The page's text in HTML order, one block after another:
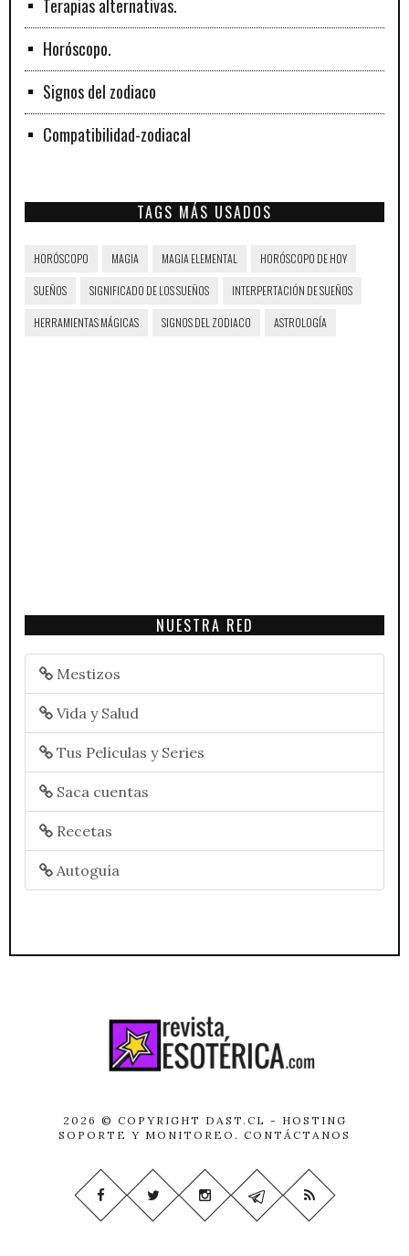
Terapias alternativas.
Horóscopo.
Signos del zodiaco
Compatibilidad-zodiacal
TAGS MÁS USADOS
HORÓSCOPO MAGIA MAGIA ELEMENTAL HORÓSCOPO DE HOY
SUEÑOS SIGNIFICADO DE LOS SUEÑOS INTERPERTACIÓN DE SUEÑOS
HERRAMIENTAS MÁGICAS SIGNOS DEL ZODIACO ASTROLOGÍA
NUESTRA RED
Mestizos
Vida y Salud
Tus Películas y Series
Saca cuentas
Recetas
Autoguía
2026 © COPYRIGHT DAST.CL - HOSTING
SOPORTE Y MONITOREO. CONTÁCTANOS